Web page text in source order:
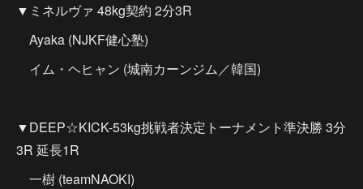
▼ミネルヴァ 48kg契約 2分3R
Ayaka (NJKF健心塾)
イム・ヘヒャン (城南カーンジム／韓国)
▼DEEP☆KICK-53kg挑戦者決定トーナメント準決勝 3分
3R 延長1R
一樹 (teamNAOKI)